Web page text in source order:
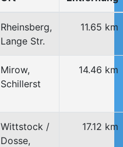
Rheinsberg,
Lange Str.
11.65 km
Mirow,
Schillerst
14.46 km
Wittstock /
Dosse,
17.12 km